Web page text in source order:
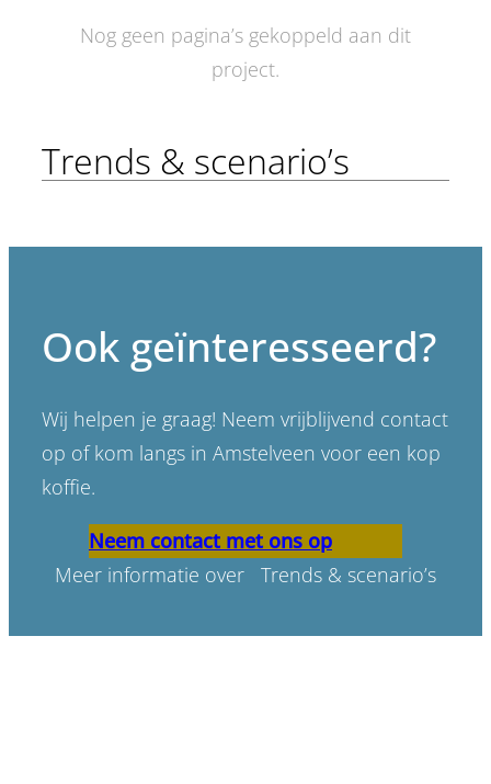
Nog geen pagina’s gekoppeld aan dit
project.
Trends & scenario’s
Ook geïnteresseerd?
Wij helpen je graag! Neem vrijblijvend contact
op of kom langs in Amstelveen voor een kop
koffie.
Neem contact met ons op
Meer informatie over Trends & scenario’s